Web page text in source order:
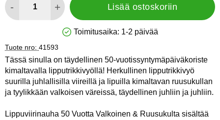
- + Lisää ostoskoriin
Saatavuus: Varastossa
Toimitusaika: 1-2 päivää
Tuote nro: 41593
Tässä sinulla on täydellinen 50-vuotissyntymäpäiväkoriste
kimaltavalla lipputrikkivyöllä! Herkullinen lipputrikkivyö
suurilla juhlallisilla viireillä ja lipuilla kimaltavan ruusukullan
ja tyylikkään valkoisen väreissä, täydellinen juhliin ja juhliin.
Lippuviirinauha 50 Vuotta Valkoinen & Ruusukulta sisältää